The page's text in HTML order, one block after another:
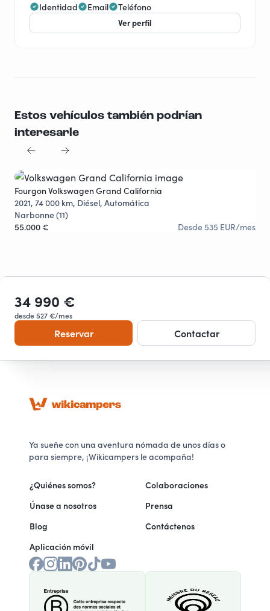
Sprinter 209 CDI!
Identidad Email Teléfono
Ver perfil
Estos vehículos también podrían
interesarle
Fourgon Volkswagen Grand California
2021, 74 000 km, Diésel, Automática
Narbonne (11)
55.000 €
Desde 535 EUR/mes
34 990 €
desde 527 €/mes
Reservar Contactar
Ya sueñe con una aventura nómada de unos días o
para siempre, ¡Wikicampers le acompaña!
¿Quiénes somos?
Únase a nosotros
Blog
Aplicación móvil
Colaboraciones
Prensa
Contáctenos